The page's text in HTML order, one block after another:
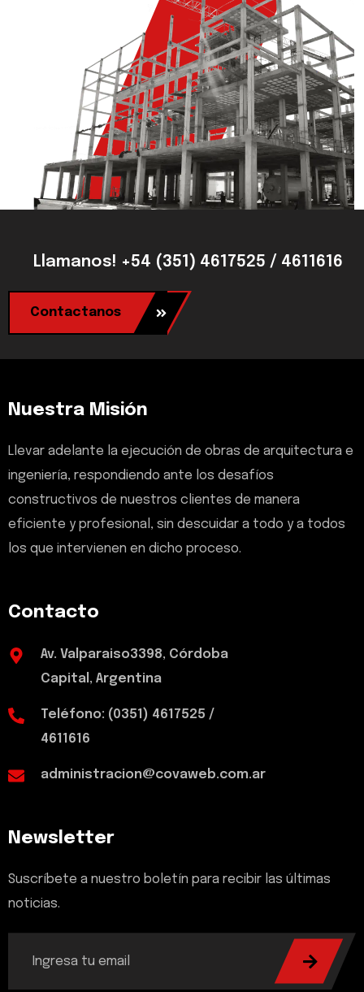
Llamanos! +54 (351) 4617525 / 4611616
Contactanos
Nuestra Misión
Llevar adelante la ejecución de obras de arquitectura e
ingeniería, respondiendo ante los desafíos
constructivos de nuestros clientes de manera
eficiente y profesional, sin descuidar a todo y a todos
los que intervienen en dicho proceso.
Contacto
Av. Valparaiso3398, Córdoba
Capital, Argentina
Teléfono: (0351) 4617525 /
4611616
administracion@covaweb.com.ar
Newsletter
Suscríbete a nuestro boletín para recibir las últimas
noticias.